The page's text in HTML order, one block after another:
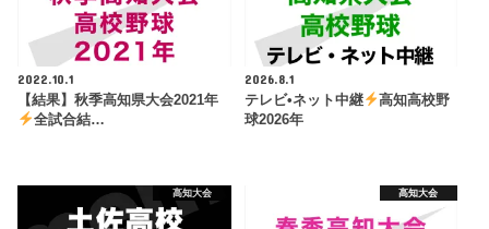
2022.10.1
【結果】秋季高知県大会2021年
全試合結…
2026.8.1
テレビ•ネット中継
高知高校野
球2026年
高知大会 高知大会